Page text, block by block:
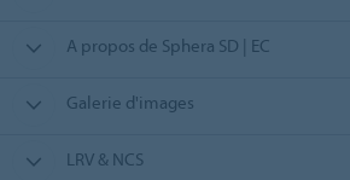
A propos de Sphera SD | EC
Galerie d'images
LRV & NCS